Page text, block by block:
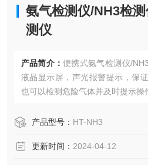
氨气检测仪/NH3检
测仪
产品简介： 便携式氨气检测仪/
液晶显示屏，声光报警提示，保
也可以检测危险气体并及时提示操
产品型号： HT-NH3
更新时间： 2024-04-12